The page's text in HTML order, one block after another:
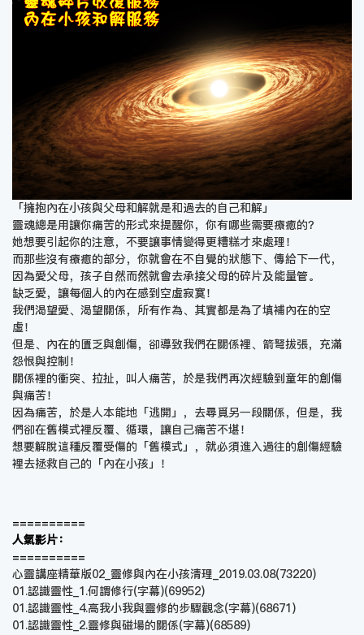
「擁抱內在小孩與父母和解就是和過去的自己和解」
靈魂總是用讓你痛苦的形式來提醒你，你有哪些需要療癒的？
她想要引起你的注意，不要讓事情變得更糟糕才來處理！
而那些沒有療癒的部分，你就會在不自覺的狀態下、傳給下一代，
因為愛父母，孩子自然而然就會去承接父母的碎片及能量管。
缺乏愛，讓每個人的內在感到空虛寂寞！
我們渴望愛、渴望關係，所有作為、其實都是為了填補內在的空
虛！
但是、內在的匱乏與創傷，卻導致我們在關係裡、箭弩拔張，充滿
怨恨與控制！
關係裡的衝突、拉扯，叫人痛苦，於是我們再次經驗到童年的創傷
與痛苦！
因為痛苦，於是人本能地「逃開」，去尋覓另一段關係，但是，我
們卻在舊模式裡反覆、循環，讓自己痛苦不堪！
想要解脫這種反覆受傷的「舊模式」，就必須進入過往的創傷經驗
裡去拯救自己的「內在小孩」！
==========
人氣影片：
==========
心靈講座精華版02_靈修與內在小孩清理_2019.03.08(73220)
01.認識靈性_1.何謂修行(字幕)(69952)
01.認識靈性_4.高我小我與靈修的步驟觀念(字幕)(68671)
01.認識靈性_2.靈修與磁場的關係(字幕)(68589)